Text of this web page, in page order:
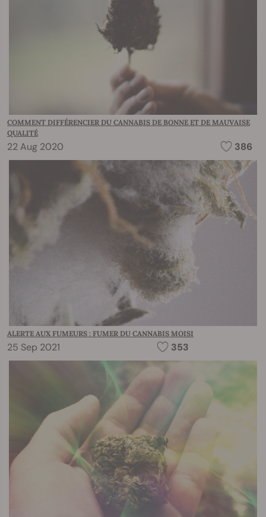
COMMENT DIFFÉRENCIER DU CANNABIS DE BONNE ET DE MAUVAISE
QUALITÉ
22 Aug 2020 386
ALERTE AUX FUMEURS : FUMER DU CANNABIS MOISI
25 Sep 2021 353